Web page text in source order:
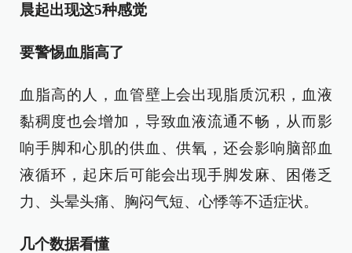
晨起出现这5种感觉
要警惕血脂高了
血脂高的人，血管壁上会出现脂质沉积，血液
黏稠度也会增加，导致血液流通不畅，从而影
响手脚和心肌的供血、供氧，还会影响脑部血
液循环，起床后可能会出现手脚发麻、困倦乏
力、头晕头痛、胸闷气短、心悸等不适症状。
几个数据看懂